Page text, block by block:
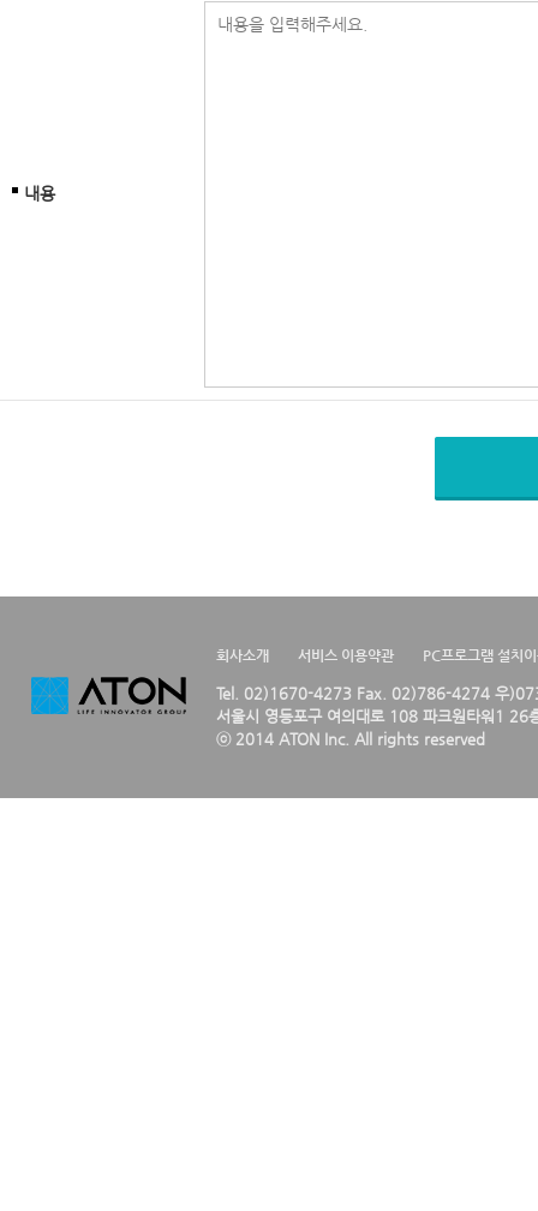
내용
회사소개 서비스 이용약관 PC프로그램 설치
Tel. 02)1670-4273 Fax. 02)786-4274 우
서울시 영등포구 여의대로 108 파크원타워1 26
ⓒ 2014 ATON Inc. All rights reserved